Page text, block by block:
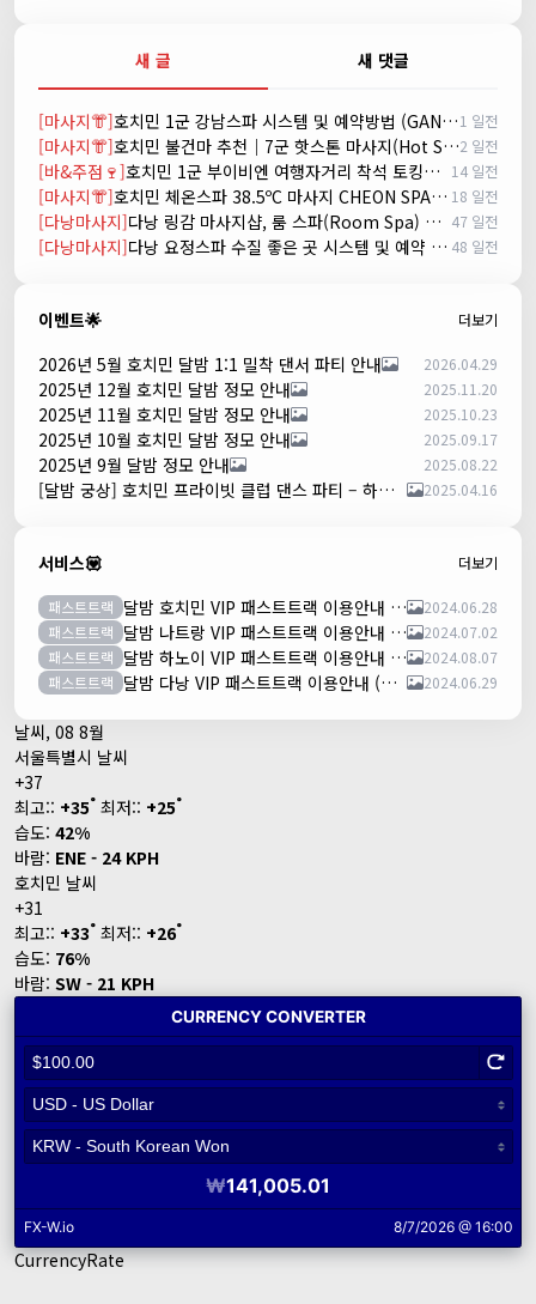
새 글 새 댓글
[마사지👘] 호치민 1군 강남스파 시스템 및 예약방법 (GANGNAM SPA)1 일전
[마사지👘] 호치민 불건마 추천｜7군 핫스톤 마사지(Hot Stone massage)2 일전
[바&주점🍷] 호치민 1군 부이비엔 여행자거리 착석 토킹바 놀이터 (NORITER LOUNGE) 14 일전
[마사지👘] 호치민 체온스파 38.5ºC 마사지 CHEON SPA Massage 18 일전
[다낭마사지] 다낭 링감 마사지샵, 룸 스파(Room Spa) 예약 47 일전
[다낭마사지] 다낭 요정스파 수질 좋은 곳 시스템 및 예약 방법 48 일전
이벤트🌟 더보기
2026년 5월 호치민 달밤 1:1 밀착 댄서 파티 안내 2026.04.29
2025년 12월 호치민 달밤 정모 안내 2025.11.20
2025년 11월 호치민 달밤 정모 안내 2025.10.23
2025년 10월 호치민 달밤 정모 안내 2025.09.17
2025년 9월 달밤 정모 안내 2025.08.22
[달밤 궁상] 호치민 프라이빗 클럽 댄스 파티 – 하루 한 팀만! 2025.04.16
서비스💟 더보기
패스트트랙 달밤 호치민 VIP 패스트트랙 이용안내 (떤션넛공항)
2024.06.28
패스트트랙
달밤 나트랑 VIP 패스트트랙 이용안내 (깜란공항)
2024.07.02
패스트트랙
달밤 하노이 VIP 패스트트랙 이용안내 (노이바이공항)
2024.08.07
패스트트랙
달밤 다낭 VIP 패스트트랙 이용안내 (다낭국제공항) 2024.06.29
날씨, 08 8월
서울특별시 날씨
+37
최고:: +35° 최저:: +25°
습도: 42%
바람: ENE - 24 KPH
호치민 날씨
+31
최고:: +33° 최저:: +26°
습도: 76%
바람: SW - 21 KPH
CurrencyRate